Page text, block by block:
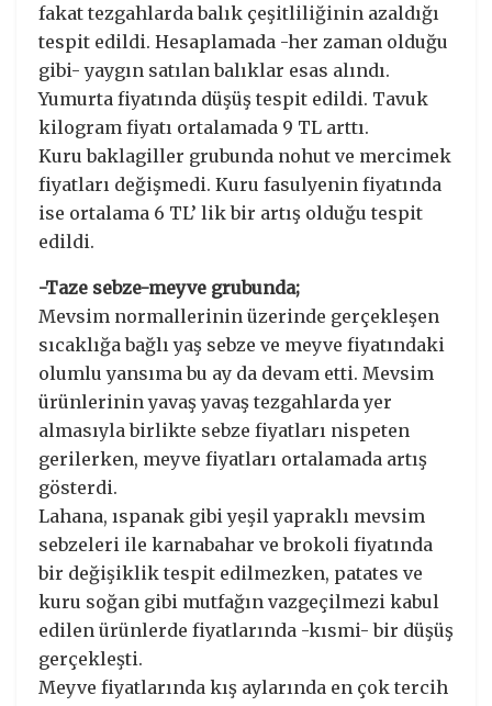
fakat tezgahlarda balık çeşitliliğinin azaldığı
tespit edildi. Hesaplamada -her zaman olduğu
gibi- yaygın satılan balıklar esas alındı.
Yumurta fiyatında düşüş tespit edildi. Tavuk
kilogram fiyatı ortalamada 9 TL arttı.
Kuru baklagiller grubunda nohut ve mercimek
fiyatları değişmedi. Kuru fasulyenin fiyatında
ise ortalama 6 TL’ lik bir artış olduğu tespit
edildi.
-Taze sebze-meyve grubunda;
Mevsim normallerinin üzerinde gerçekleşen
sıcaklığa bağlı yaş sebze ve meyve fiyatındaki
olumlu yansıma bu ay da devam etti. Mevsim
ürünlerinin yavaş yavaş tezgahlarda yer
almasıyla birlikte sebze fiyatları nispeten
gerilerken, meyve fiyatları ortalamada artış
gösterdi.
Lahana, ıspanak gibi yeşil yapraklı mevsim
sebzeleri ile karnabahar ve brokoli fiyatında
bir değişiklik tespit edilmezken, patates ve
kuru soğan gibi mutfağın vazgeçilmezi kabul
edilen ürünlerde fiyatlarında -kısmi- bir düşüş
gerçekleşti.
Meyve fiyatlarında kış aylarında en çok tercih